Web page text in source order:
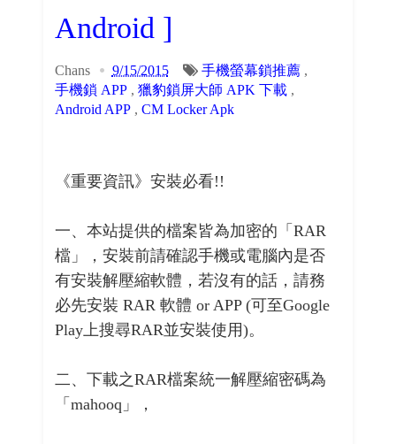
Android ]
Chans 9/15/2015 手機螢幕鎖推薦,
手機鎖 APP, 獵豹鎖屏大師 APK 下載,
Android APP, CM Locker Apk
《重要資訊》安裝必看!!
一、本站提供的檔案皆為加密的「RAR
檔」，安裝前請確認手機或電腦內是否
有安裝解壓縮軟體，若沒有的話，請務
必先安裝 RAR 軟體 or APP (可至Google
Play上搜尋RAR並安裝使用)。
二、下載之RAR檔案統一解壓縮密碼為
「mahooq」，